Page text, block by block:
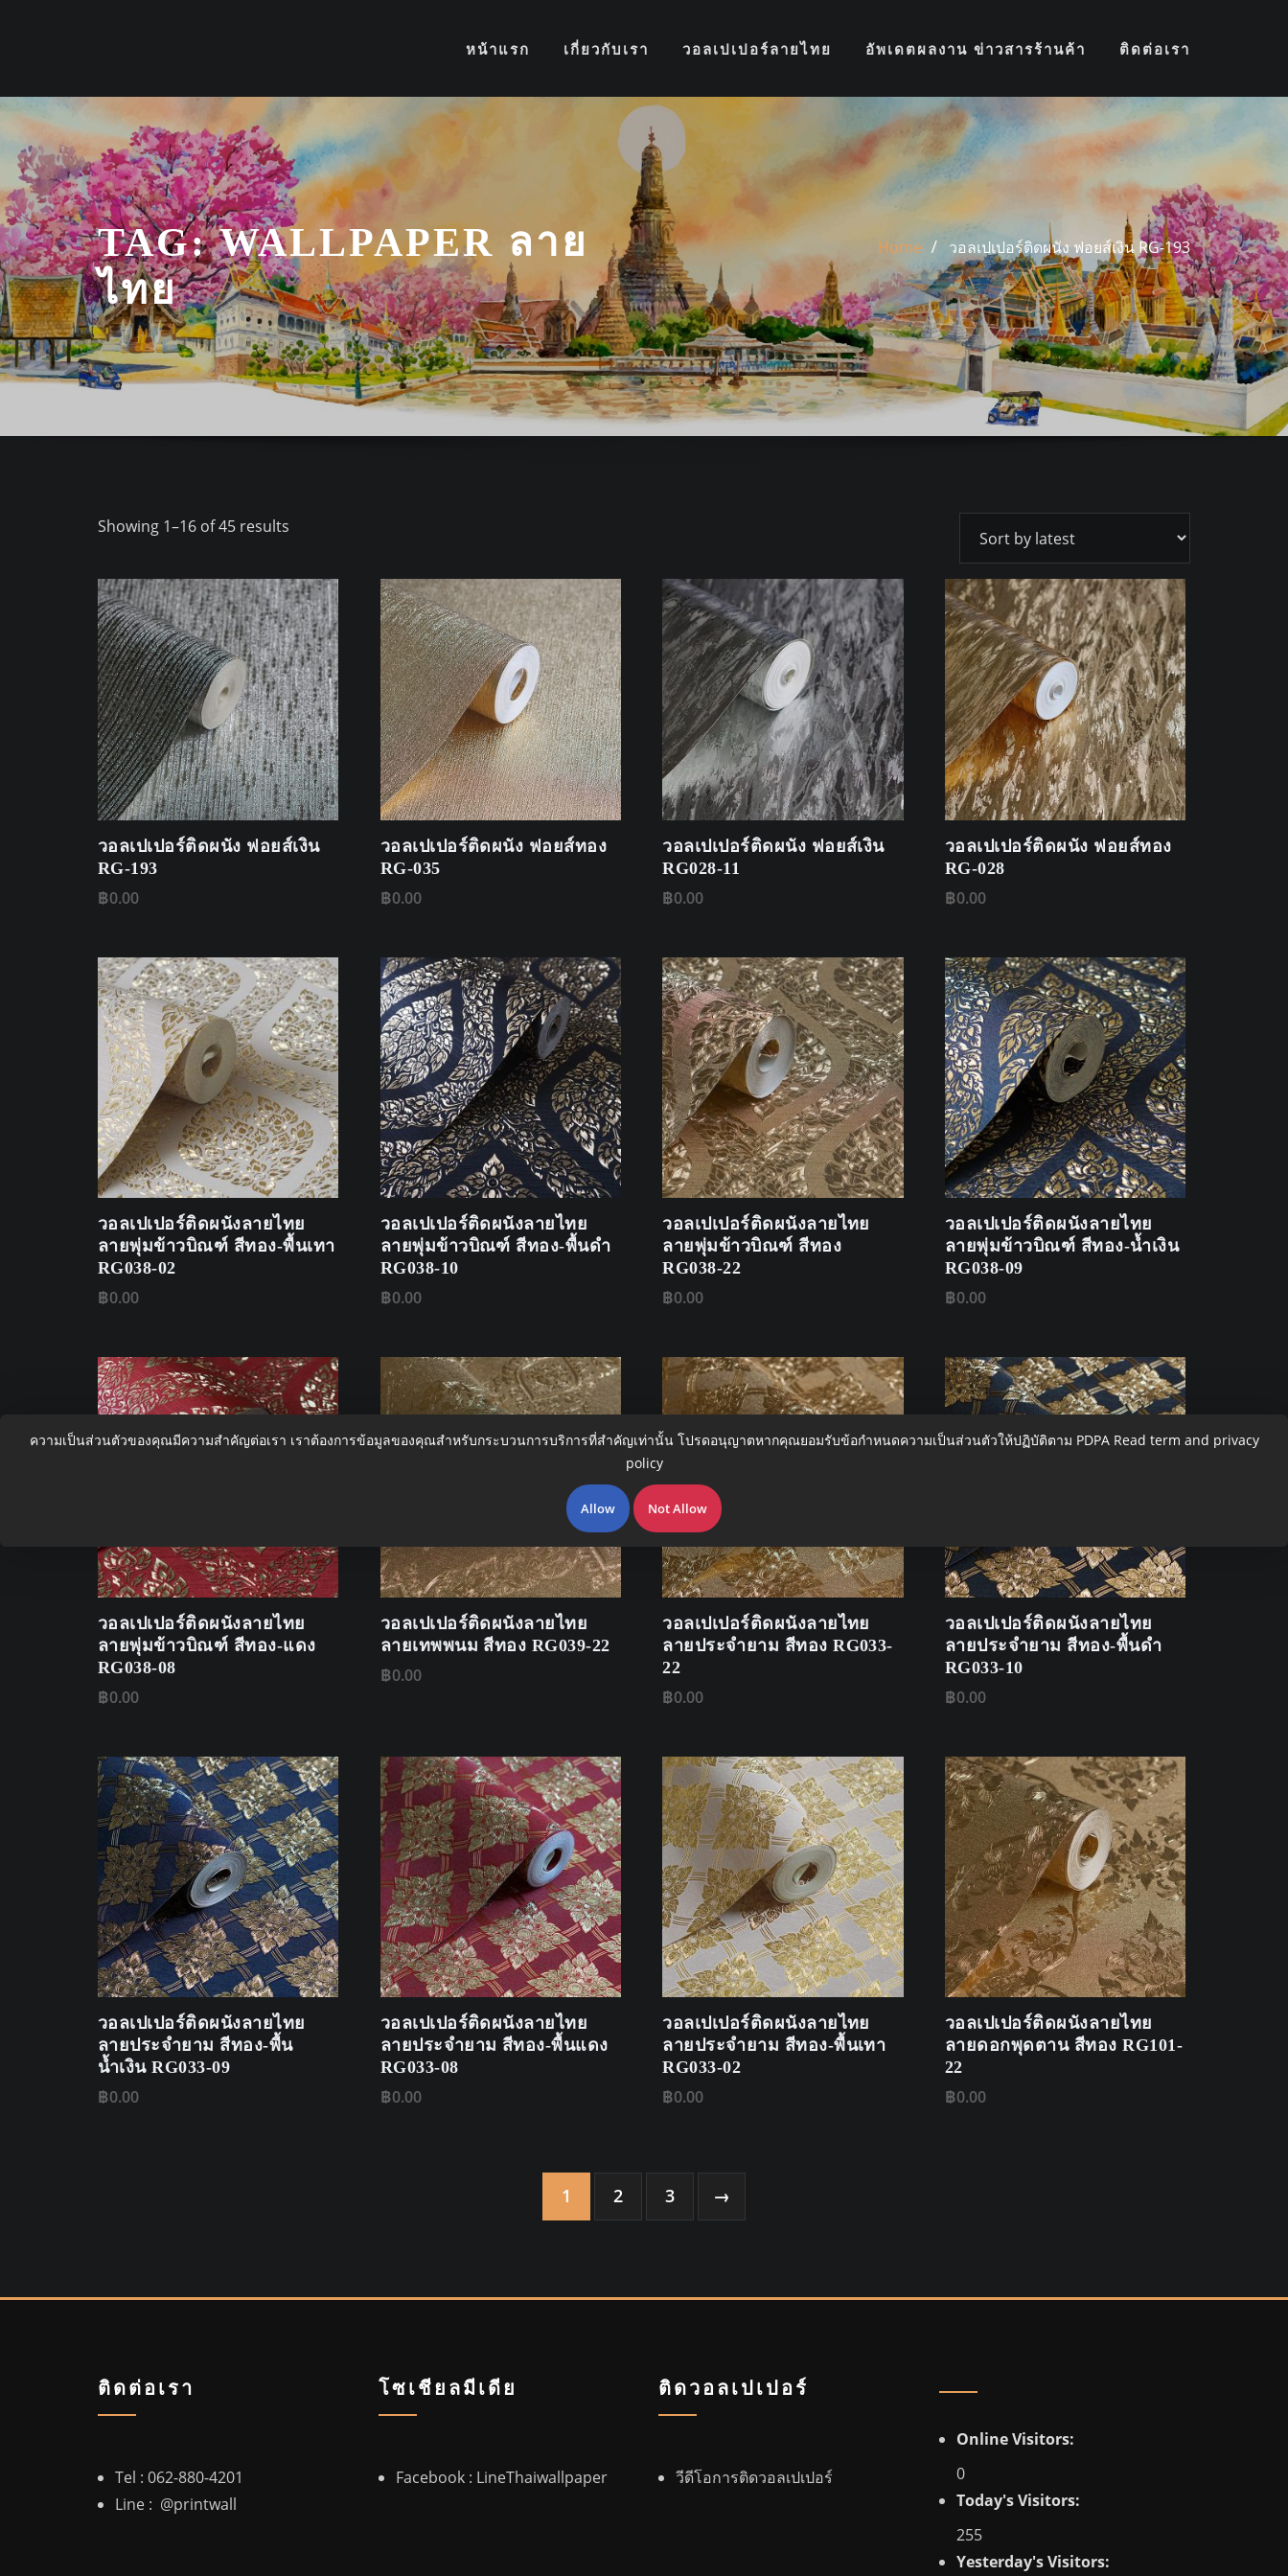
ความเป็นส่วนตัวของคุณมีความสำคัญต่อเรา เราต้องการข้อมูลของคุณสำหรับกระบวนการบริการที่สำคัญเท่านั้น โปรดอนุญาตหากคุณยอมรับข้อกำหนดความเป็นส่วนตัวให้ปฏิบัติตาม PDPA Read term and privacy
policy
Allow Not Allow
หน้าแรก เกี่ยวกับเรา วอลเปเปอร์ลายไทย อัพเดตผลงาน ข่าวสารร้านค้า ติดต่อเรา
TAG:WALLPAPER ลาย
ไทย
Home วอลเปเปอร์ติดผนัง ฟอยส์เงิน RG-193
Showing 1–16 of 45 results
latest
วอลเปเปอร์ติดผนัง ฟอยส์เงิน
RG-193
฿0.00
วอลเปเปอร์ติดผนัง ฟอยส์ทอง
RG-035
฿0.00
วอลเปเปอร์ติดผนัง ฟอยส์เงิน
RG028-11
฿0.00
วอลเปเปอร์ติดผนัง ฟอยส์ทอง
RG-028
฿0.00
วอลเปเปอร์ติดผนังลายไทย
ลายพุ่มข้าวบิณฑ์ สีทอง-พื้นเทา
RG038-02
฿0.00
วอลเปเปอร์ติดผนังลายไทย
ลายพุ่มข้าวบิณฑ์ สีทอง-พื้นดำ
RG038-10
฿0.00
วอลเปเปอร์ติดผนังลายไทย
ลายพุ่มข้าวบิณฑ์ สีทอง
RG038-22
฿0.00
วอลเปเปอร์ติดผนังลายไทย
ลายพุ่มข้าวบิณฑ์ สีทอง-น้ำเงิน
RG038-09
฿0.00
วอลเปเปอร์ติดผนังลายไทย
ลายพุ่มข้าวบิณฑ์ สีทอง-แดง
RG038-08
฿0.00
วอลเปเปอร์ติดผนังลายไทย
ลายเทพพนม สีทอง RG039-22
฿0.00
วอลเปเปอร์ติดผนังลายไทย
ลายประจำยาม สีทอง RG033-
22
฿0.00
วอลเปเปอร์ติดผนังลายไทย
ลายประจำยาม สีทอง-พื้นดำ
RG033-10
฿0.00
วอลเปเปอร์ติดผนังลายไทย
ลายประจำยาม สีทอง-พื้น
น้ำเงิน RG033-09
฿0.00
วอลเปเปอร์ติดผนังลายไทย
ลายประจำยาม สีทอง-พื้นแดง
RG033-08
฿0.00
วอลเปเปอร์ติดผนังลายไทย
ลายประจำยาม สีทอง-พื้นเทา
RG033-02
฿0.00
วอลเปเปอร์ติดผนังลายไทย
ลายดอกพุดตาน สีทอง RG101-
22
฿0.00
1 2 3 →
ติดต่อเรา
Tel : 062-880-4201
Line : @printwall
โซเชียลมีเดีย
Facebook : LineThaiwallpaper
ติดวอลเปเปอร์
วีดีโอการติดวอลเปเปอร์
Online Visitors:
0
Today's Visitors:
255
Yesterday's Visitors: